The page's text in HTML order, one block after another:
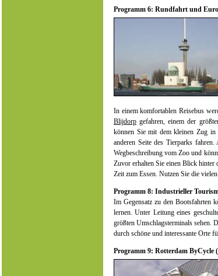
Programm 6: Rundfahrt und
In einem komfortablen Reisebus
Blijdorp gefahren, einem der
können Sie mit dem kleinen Zug
anderen Seite des Tierparks
Wegbeschreibung vom Zoo und
Zuvor erhalten Sie einen Blick hinter
Zeit zum Essen. Nutzen Sie die
Programm 8: Industrieller
Im Gegensatz zu den Bootsfahrten
lernen. Unter Leitung eines
größten Umschlagsterminals sehen.
durch schöne und interessante Orte
Programm 9: Rotterdam ByCycle